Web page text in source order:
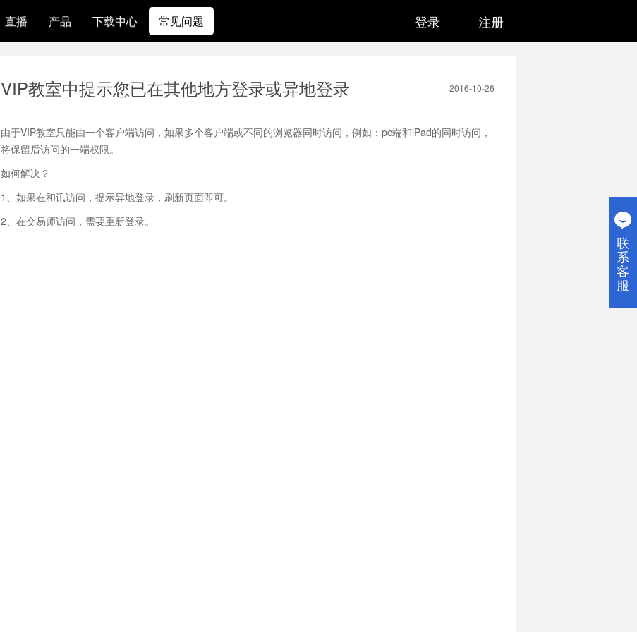
直播 产品 下载中心 常见问题 登录 注册
VIP教室中提示您已在其他地方登录或异地登录 2016-10-26
由于VIP教室只能由一个客户端访问，如果多个客户端或不同的浏览器同时访问，例如： pc端和iPad的同时访问，
将保留后访问的一端权限。
如何解决？
1 、如果在和讯访问，提示异地登录，刷新页面即可。
2、在交易师访问，需要重新登录。
联
系
客
服